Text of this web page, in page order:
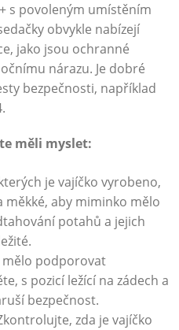
s povoleným umístěním
obvykle nabízejí
jako jsou ochranné
nárazu. Je dobré
bezpečnosti, například
měli myslet:
je vajíčko vyrobeno,
měkké, aby miminko mělo
potahů a jejich
mělo podporovat
s pozicí ležící na zádech a
bezpečnost.
zda je vajíčko